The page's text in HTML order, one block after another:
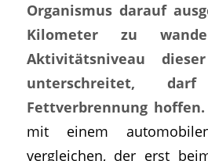
Organismus darauf
Kilometer zu
Aktivitätsniveau
unterschreitet,
Fettverbrennung hoffen.
mit einem
vergleichen, der erst